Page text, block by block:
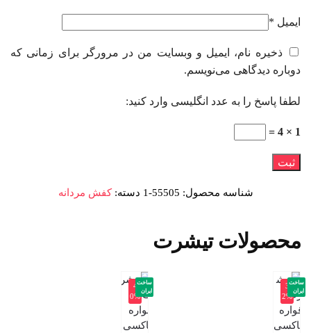
ایمیل *
ذخیره نام، ایمیل و وبسایت من در مرورگر برای زمانی که
دوباره دیدگاهی می‌نویسم.
لطفا پاسخ را به عدد انگلیسی وارد کنید:
1 × 4 =
شناسه محصول: 55505-1 دسته:کفش مردانه
محصولات تیشرت
-3
2%
ساخت
ایران
-4
0%
ساخت
ایران